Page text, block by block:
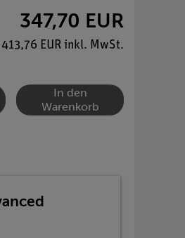
347,70 EUR
413,76 EUR inkl. MwSt.
In den
Warenkorb